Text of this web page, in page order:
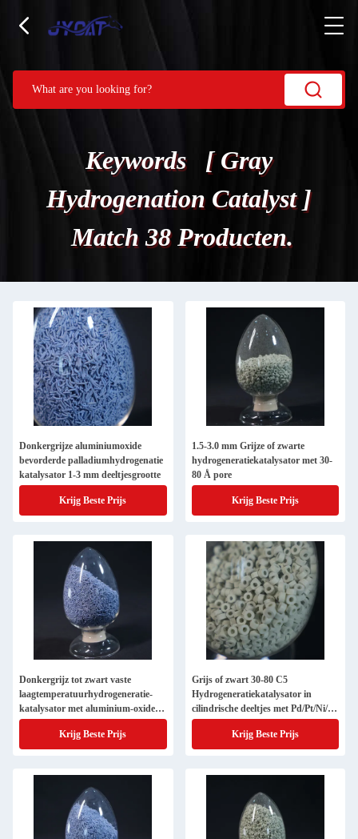
Keywords [ Gray
Hydrogenation Catalyst ]
Match 38 Producten.
Donkergrijze aluminiumoxide
bevorderde palladiumhydrogenatie
katalysator 1-3 mm deeltjesgrootte
Krijg Beste Prijs
1.5-3.0 mm Grijze of zwarte
hydrogeneratiekatalysator met 30-
80 Å pore
Krijg Beste Prijs
Donkergrijz tot zwart vaste
laagtemperatuurhydrogeneratie-
katalysator met aluminium-oxide-
promotor
Krijg Beste Prijs
Grijs of zwart 30-80 C5
Hydrogeneratiekatalysator in
cilindrische deeltjes met Pd/Pt/Ni/Of
Co-actieve componenten
Krijg Beste Prijs